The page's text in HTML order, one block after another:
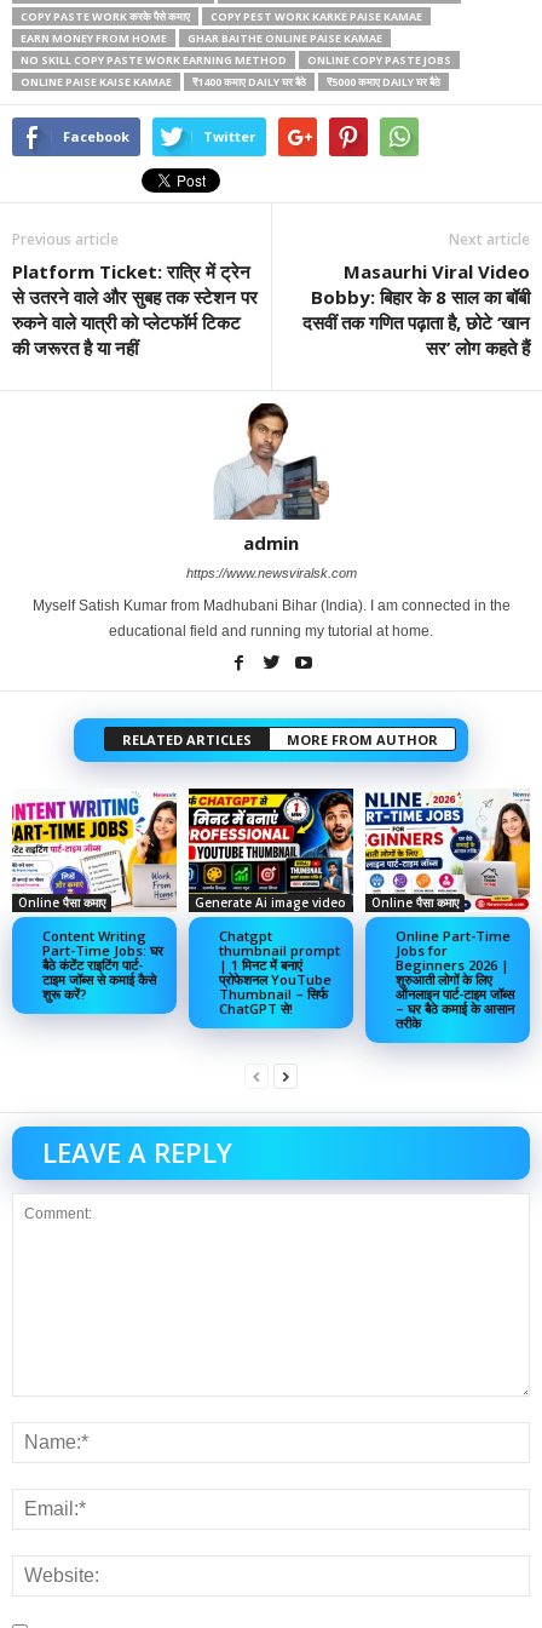
COPY PASTE WORK करके पैसे कमाए
COPY PEST WORK KARKE PAISE KAMAE
EARN MONEY FROM HOME
GHAR BAITHE ONLINE PAISE KAMAE
NO SKILL COPY PASTE WORK EARNING METHOD
ONLINE COPY PASTE JOBS
ONLINE PAISE KAISE KAMAE
₹1400 कमाए DAILY घर बैठे ₹5000 कमाए DAILY घर बैठे
Facebook Twitter
Previous article
Platform Ticket: रात्रि में ट्रेन
से उतरने वाले और सुबह तक स्टेशन पर
रुकने वाले यात्री को प्लेटफॉर्म टिकट
की जरूरत है या नहीं
Next article
Masaurhi Viral Video
Bobby: बिहार के 8 साल का बॉबी
दसवीं तक गणित पढ़ाता है, छोटे ‘खान
सर’ लोग कहते हैं
admin
https://www.newsviralsk.com
Myself Satish Kumar from Madhubani Bihar (India). I am connected in the
educational field and running my tutorial at home.
RELATED ARTICLES MORE FROM AUTHOR
Online पैसा कमाए
Content Writing
Part-Time Jobs: घर
बैठे कंटेंट राइटिंग पार्ट-
टाइम जॉब्स से कमाई कैसे
शुरू करें?
Generate Ai image video
Chatgpt
thumbnail prompt
| 1 मिनट में बनाएं
प्रोफेशनल YouTube
Thumbnail – सिर्फ
ChatGPT से!
Online पैसा कमाए
Online Part-Time
Jobs for
Beginners 2026 |
शुरुआती लोगों के लिए
ऑनलाइन पार्ट-टाइम जॉब्स
– घर बैठे कमाई के आसान
तरीके
LEAVE A REPLY